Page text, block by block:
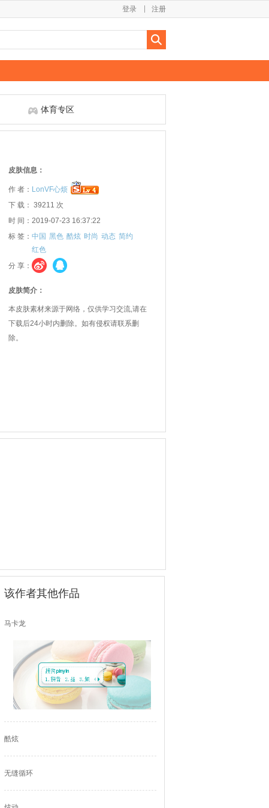
注册
登录
体育专区
皮肤信息：
作 者： LonVF心烦
下 载： 39211 次
时 间：2019-07-23 16:37:22
标 签： 中国 黑色 酷炫 时尚 动态 简约
红色
分 享：
皮肤简介：
本皮肤素材来源于网络，仅供学习交流,请在
下载后24小时内删除。如有侵权请联系删
除。
该作者其他作品
马卡龙
酷炫
无缝循环